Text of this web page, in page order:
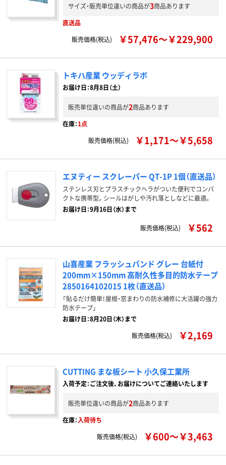
サイズ・販売単位違いの商品が3商品あります
直送品
販売価格(税込)
￥57,476～￥229,900
トキハ産業 ウッディラボ
お届け日：8月8日（土）
販売単位違いの商品が2商品あります
在庫：1点
販売価格(税込)
￥1,171～￥5,658
エヌティー スクレーパー QT-1P 1個（直送品）
ステンレス刃とプラスチックヘラがついた便利でコンパ
クトな携帯型。シールはがしや汚れ落としなどに最適。
お届け日：9月16日（水）まで
販売価格(税込) ￥562
山喜産業 フラッシュバンド グレー 台紙付
200mm×150mm 高耐久性多目的防水テープ
2850164102015 1枚（直送品）
「貼るだけ簡単！屋根・窓まわりの防水補修に大活躍の強力
防水テープ」
お届け日：8月20日（木）まで
販売価格(税込)
￥2,169
CUTTING まな板シート 小久保工業所
入荷予定：ご注文後、お届けについてご連絡いたします
販売単位違いの商品が2商品あります
在庫：入荷待ち
販売価格(税込)
￥600～￥3,463